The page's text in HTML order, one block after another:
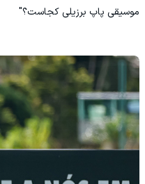
موسیقی پاپ برزیلی کجاست؟"